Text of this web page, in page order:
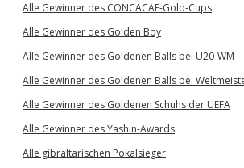
Alle Gewinner des CONCACAF-Gold-Cups
Alle Gewinner des Golden Boy
Alle Gewinner des Goldenen Balls bei U20-WM
Alle Gewinner des Goldenen Balls bei
Alle Gewinner des Goldenen Schuhs der UEFA
Alle Gewinner des Yashin-Awards
Alle gibraltarischen Pokalsieger